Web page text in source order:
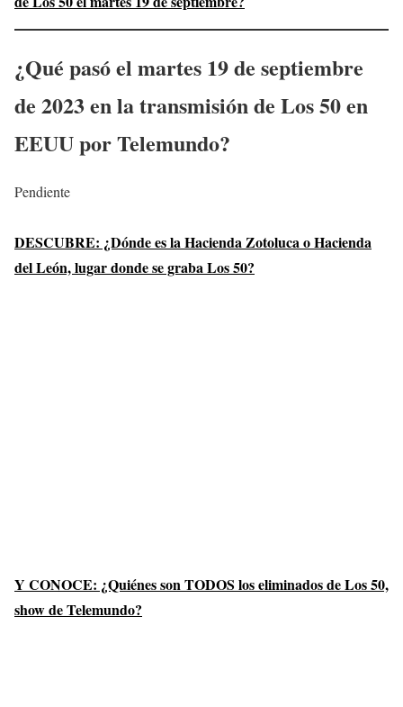
¿Qué pasó el martes 19 de septiembre
de 2023 en la transmisión de Los 50 en
EEUU por Telemundo?
Pendiente
DESCUBRE: ¿Dónde es la Hacienda Zotoluca o Hacienda
del León, lugar donde se graba Los 50?
Y CONOCE: ¿Quiénes son TODOS los eliminados de Los 50,
show de Telemundo?